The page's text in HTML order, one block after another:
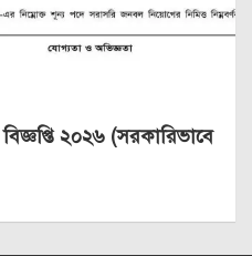
২০২৬ (সরকারিভাবে